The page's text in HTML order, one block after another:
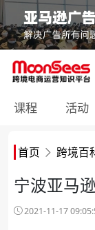
课程 活动
首页 跨境百
宁波亚马
2021-11-17